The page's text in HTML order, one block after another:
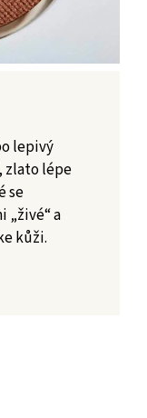
lepivý
zlato lépe
se
„živé“ a
kůži.